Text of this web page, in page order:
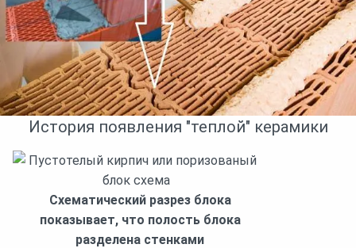
История появления "теплой" керамики
Схематический разрез блока
показывает, что полость блока
разделена стенками